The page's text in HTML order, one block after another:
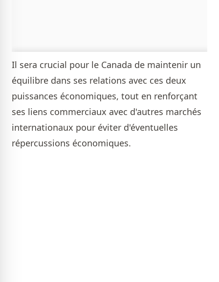
Il sera crucial pour le Canada de maintenir un
équilibre dans ses relations avec ces deux
puissances économiques, tout en renforçant
ses liens commerciaux avec d'autres marchés
internationaux pour éviter d'éventuelles
répercussions économiques.